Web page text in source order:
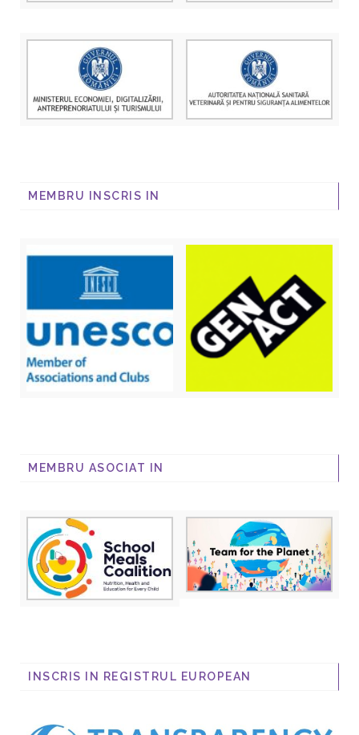
MEMBRU INSCRIS IN
MEMBRU ASOCIAT IN
INSCRIS IN REGISTRUL EUROPEAN